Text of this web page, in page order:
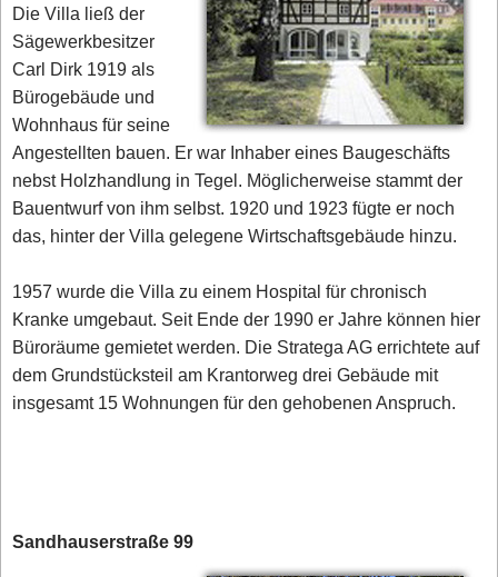
Die Villa ließ der
Sägewerkbesitzer
Carl Dirk 1919 als
Bürogebäude und
Wohnhaus für seine
Angestellten bauen. Er war Inhaber eines Baugeschäfts
nebst Holzhandlung in Tegel. Möglicherweise stammt der
Bauentwurf von ihm selbst. 1920 und 1923 fügte er noch
das, hinter der Villa gelegene Wirtschaftsgebäude hinzu.
1957 wurde die Villa zu einem Hospital für chronisch
Kranke umgebaut. Seit Ende der 1990 er Jahre können hier
Büroräume gemietet werden. Die Stratega AG errichtete auf
dem Grundstücksteil am Krantorweg drei Gebäude mit
insgesamt 15 Wohnungen für den gehobenen Anspruch.
Sandhauserstraße 99